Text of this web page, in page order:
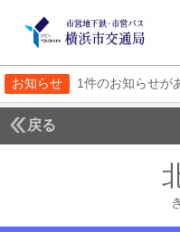
お知らせ 1件のお知らせが
戻る